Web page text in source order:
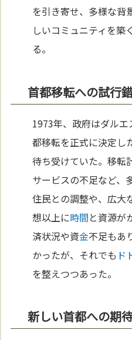
を引き寄せ、多様な背
しいコミュニティを築
る。
首都移転への試行
1973年、政府はダルエ
都移転を正式に決定し
待ち受けていた。移転
サービスの不足など、
住民との調整や、広大
想以上に時間と資源が
済状況や資金不足もあ
かったが、それでも ド
を整えつつあった。
新しい首都への期